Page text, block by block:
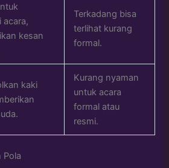
acara,
kesan
Terkadang bisa
terlihat kurang
formal.
kaki
Kurang nyaman
untuk acara
formal atau
resmi.
Pola